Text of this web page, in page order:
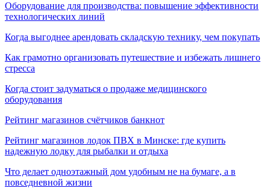
Оборудование для производства: повышение эффективности
технологических линий
Когда выгоднее арендовать складскую технику, чем покупать
Как грамотно организовать путешествие и избежать лишнего
стресса
Когда стоит задуматься о продаже медицинского
оборудования
Рейтинг магазинов счётчиков банкнот
Рейтинг магазинов лодок ПВХ в Минске: где купить
надежную лодку для рыбалки и отдыха
Что делает одноэтажный дом удобным не на бумаге, а в
повседневной жизни